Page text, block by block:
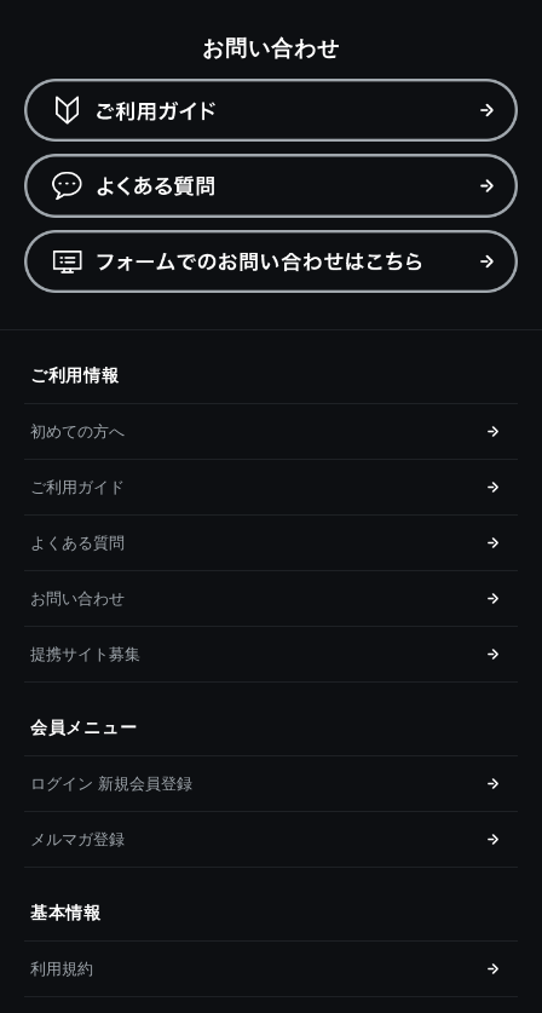
お問い合わせ
ご利用情報
初めての方へ
ご利用ガイド
よくある質問
お問い合わせ
提携サイト募集
会員メニュー
ログイン 新規会員登録
メルマガ登録
基本情報
利用規約